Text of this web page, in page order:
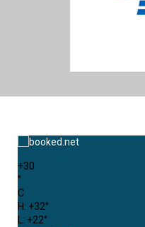
+30
°
C
H: +32°
L: +22°